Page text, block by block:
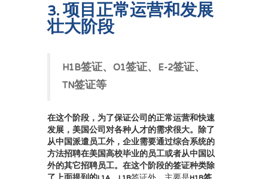
3. 项目正常运营和发展
壮大阶段
H1B签证、O1签证、E-2签证、
TN签证等
在这个阶段，为了保证公司的正常运营和快速
发展，美国公司对各种人才的需求很大。除了
从中国派遣员工外，企业需要通过综合系统的
方法招聘在美国高校毕业的员工或者从中国以
外的其它招聘员工。在这个阶段的签证种类除